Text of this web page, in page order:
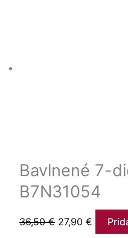
Bavlnené 7-
B7N31054
36,50€ 27,90 €